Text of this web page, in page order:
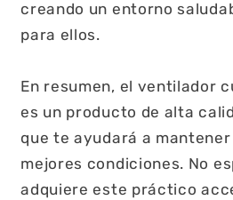
creando un entorno
para ellos.
En resumen, el ventilador
es un producto de alta
que te ayudará a
mejores condiciones. No
adquiere este práctico